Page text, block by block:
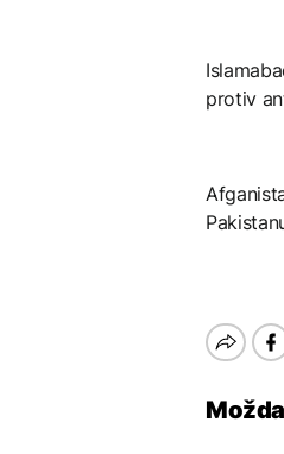
protiv